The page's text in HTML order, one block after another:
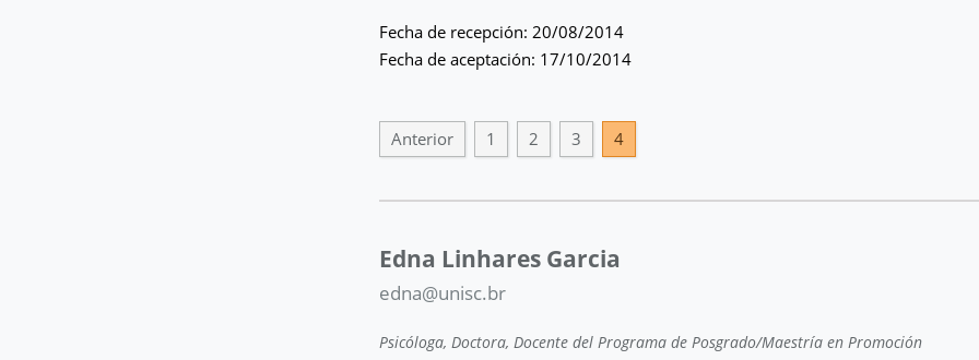
Fecha de recepción: 20/08/2014
Fecha de aceptación: 17/10/2014
Anterior 1 2 3 4
Edna Linhares Garcia
edna@unisc.br
Psicóloga, Doctora, Docente del Programa de Posgrado/Maestría en Promoción